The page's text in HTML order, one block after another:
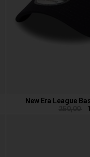
New Era League